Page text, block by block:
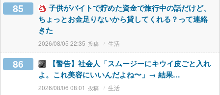
85
子供がバイトで貯めた資金で旅行中の話だけど、
ちょっとお金足りないから貸してくれる？って連絡
きた
2026/08/05 22:35 生活
86
【警告】社会人「スムージーにキウイ皮ごと入れ
よ。これ美容にいいんだよね〜」→ 結果…
2026/08/06 08:01 生活